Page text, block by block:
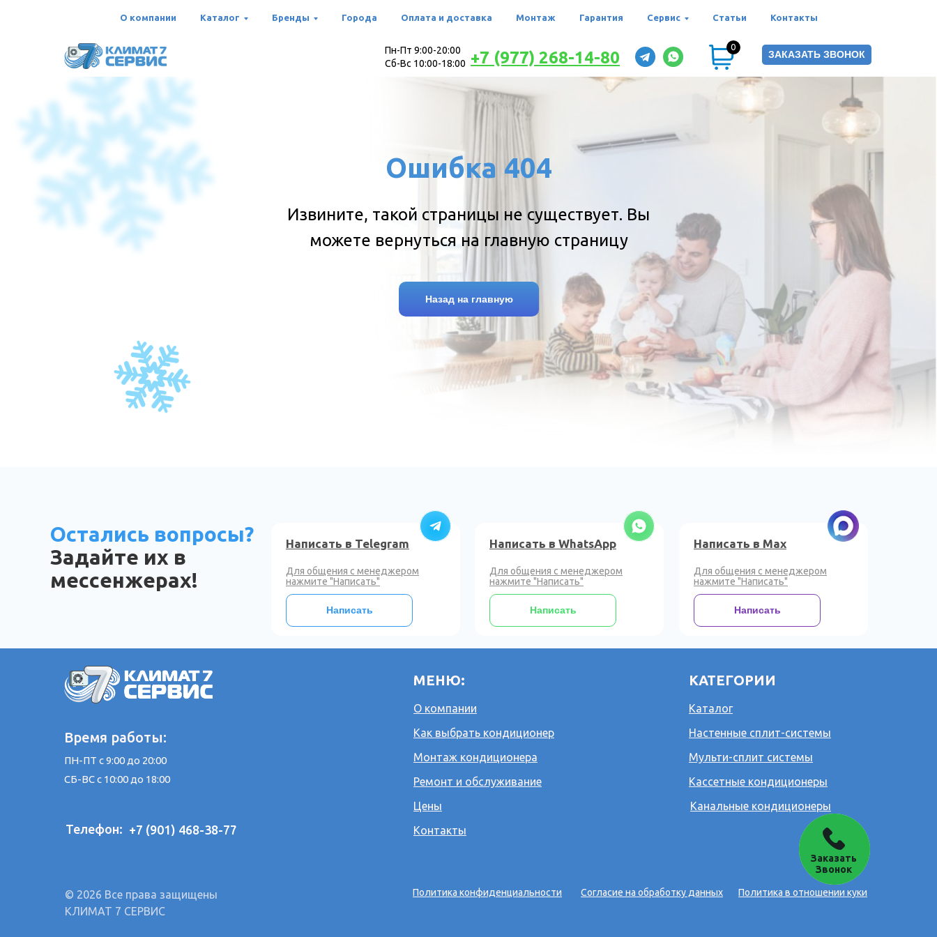
О компании Каталог Бренды Города Оплата и доставка Монтаж Гарантия Сервис Статьи Контакты
ЗАКАЗАТЬ ЗВОНОК
+7 (977) 268-14-80
Пн-Пт 9:00-20:00
Сб-Вс 10:00-18:00
0
Ошибка 404
Извините, такой страницы не существует. Вы
можете вернуться на главную страницу
Назад на главную
Остались вопросы?
Задайте их в
мессенжерах!
Написать в WhatsApp
Для общения с менеджером
нажмите "Написать"
Написать
Написать в Max
Для общения с менеджером
нажмите "Написать"
Написать
Написать в Telegram
Для общения с менеджером
нажмите "Написать"
Написать
Политика в отношении куки
Согласие на обработку данных
Политика конфиденциальности
Время работы:
ПН-ПТ с 9:00 до 20:00
СБ-ВС с 10:00 до 18:00
МЕНЮ:
О компании
Как выбрать кондиционер
Цены
Ремонт и обслуживание
Контакты
Кассетные кондиционеры
Канальные кондиционеры
Настенные сплит-системы
Мульти-сплит системы
Каталог
КАТЕГОРИИ
Монтаж кондиционера
© 2026 Все права защищены
КЛИМАТ 7 СЕРВИС
Телефон: +7 (901) 468-38-77
Заказать
Звонок